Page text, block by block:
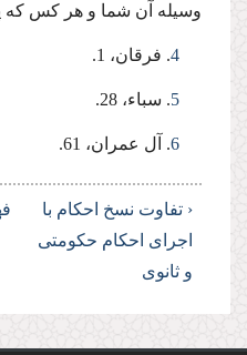
وسیله آن شما و هر كس كه
4. فرقان، 1.
5. سباء، 28.
6. آل عمران، 61.
‹ تفاوت نسخ احكام با
اجراى احكام حكومتى
و ثانوى